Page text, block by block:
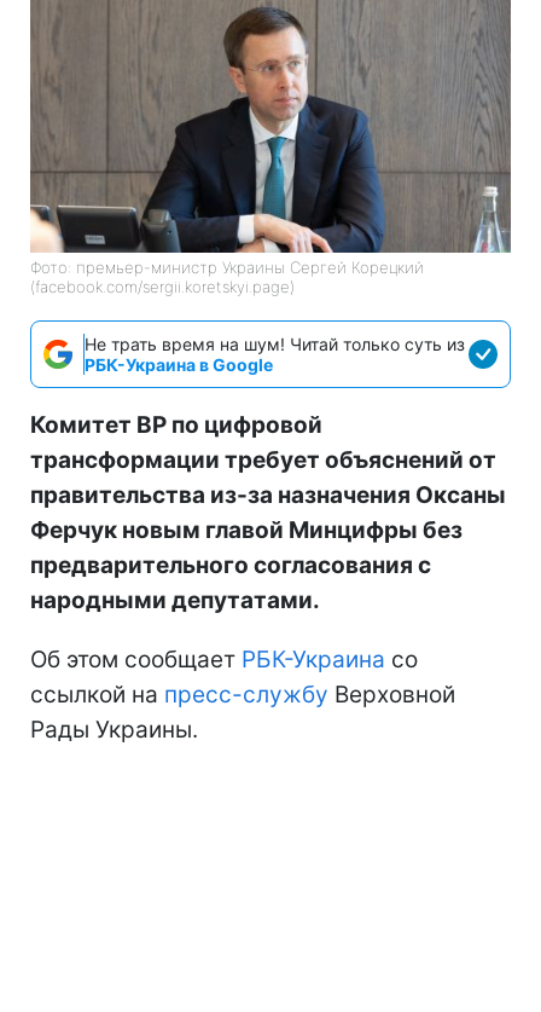
Фото: премьер-министр Украины Сергей Корецкий
(facebook.com/sergii.koretskyi.page)
Не трать время на шум! Читай только суть из
РБК-Украина в Google
Комитет ВР по цифровой
трансформации требует объяснений от
правительства из-за назначения Оксаны
Ферчук новым главой Минцифры без
предварительного согласования с
народными депутатами.
Об этом сообщает РБК-Украина со
ссылкой на пресс-службу Верховной
Рады Украины.